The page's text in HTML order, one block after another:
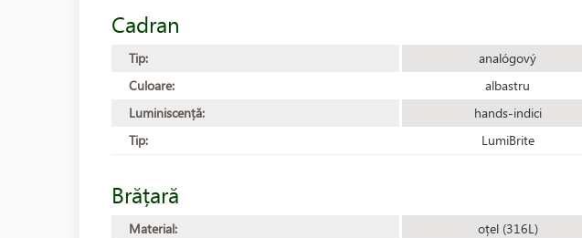
Cadran
Tip:
analógový
Culoare:
albastru
Luminiscență:
hands-indici
Tip:
LumiBrite
Brățară
Material:
oțel (316L)